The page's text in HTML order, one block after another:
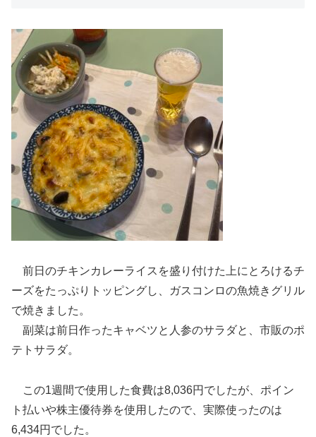
前日のチキンカレーライスを盛り付けた上にとろけるチ
ーズをたっぷりトッピングし、ガスコンロの魚焼きグリル
で焼きました。
副菜は前日作ったキャベツと人参のサラダと、市販のポ
テトサラダ。
この1週間で使用した食費は8,036円でしたが、ポイン
ト払いや株主優待券を使用したので、実際使ったのは
6,434円でした。